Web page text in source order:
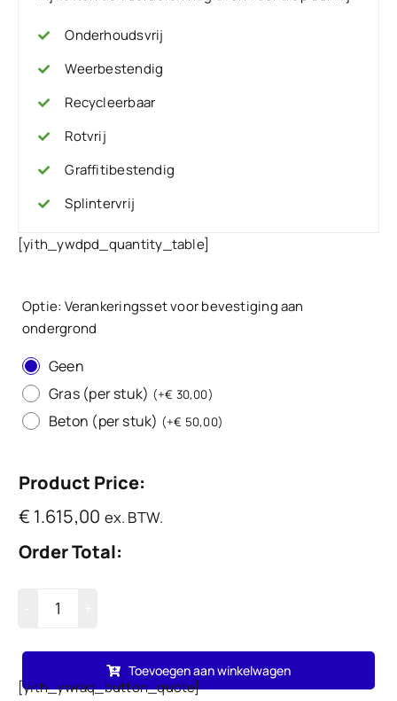
Onderhoudsvrij
Weerbestendig
Recycleerbaar
Rotvrij
Graffitibestendig
Splintervrij
[yith_ywdpd_quantity_table]
Optie: Verankeringsset voor bevestiging aan
ondergrond
Geen
Gras (per stuk) (+€ 30,00)
Beton (per stuk) (+€ 50,00)
Product Price:
€ 1.615,00 ex. BTW.
Order Total:
Ronde
Picknicktafel
Toevoegen aan winkelwagen
[yith_ywraq_button_quote]